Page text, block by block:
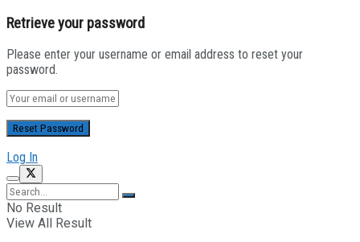
Retrieve your password
Please enter your username or email address to reset your
password.
Log In
No Result
View All Result